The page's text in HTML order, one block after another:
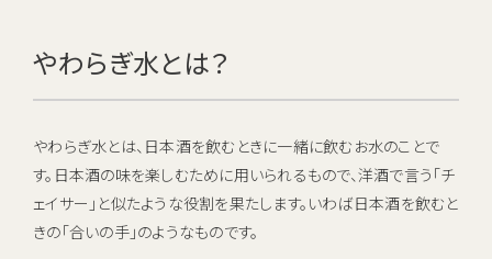
やわらぎ水とは？
やわらぎ水とは、日本酒を飲むときに一緒に飲むお水のことで
す。日本酒の味を楽しむために用いられるもので、洋酒で言う「チ
ェイサー」と似たような役割を果たします。いわば日本酒を飲むと
きの「合いの手」のようなものです。